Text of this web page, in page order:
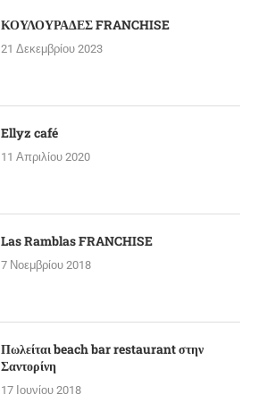
ΚΟΥΛΟΥΡΑΔΕΣ FRANCHISE
21 Δεκεμβρίου 2023
Ellyz café
11 Απριλίου 2020
Las Ramblas FRANCHISE
7 Νοεμβρίου 2018
Πωλείται beach bar restaurant στην
Σαντορίνη
17 Ιουνίου 2018